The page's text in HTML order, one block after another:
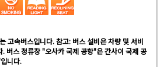
고속버스입니다. 참고: 버스 설비은 차량 및 서비
. 버스 정류장 "오사카 국제 공항"은 간사이 국제 공
니다.